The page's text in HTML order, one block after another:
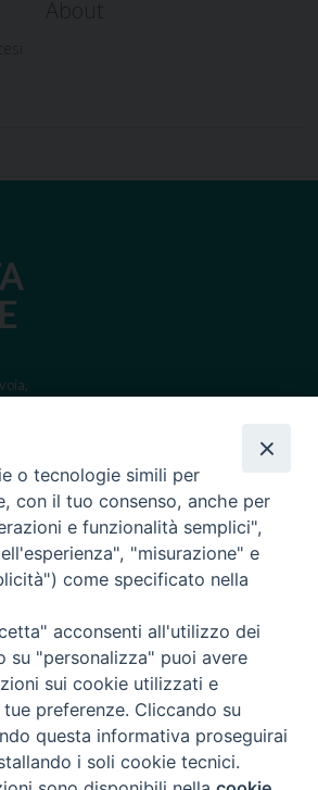
di Trani Barletta Bisceglie
solo con permesso. Tutti i diritti sono
-Informativa sulla Privacy
o tecnologie simili per
con il tuo consenso, anche per
e funzionalità semplici",
"misurazione" e
come specificato nella
acconsenti all'utilizzo dei
su "personalizza" puoi avere
sui cookie utilizzati e
preferenze. Cliccando su
questa informativa proseguirai
i soli cookie tecnici.